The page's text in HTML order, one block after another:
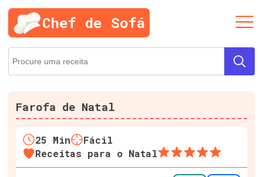
Chef de Sofá
Farofa de Natal
25 Min
Fácil
Receitas para o Natal